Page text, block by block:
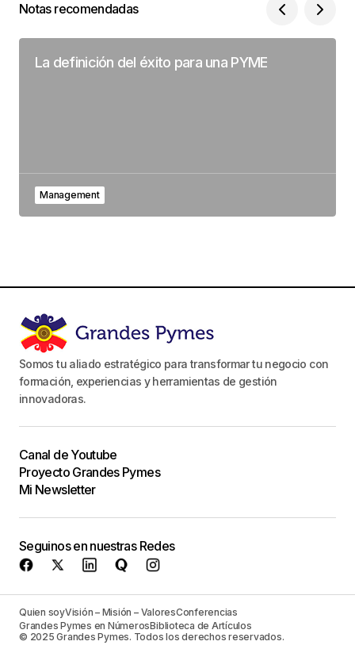
Notas recomendadas
La definición del éxito para una PYME
Management
Somos tu aliado estratégico para transformar tu negocio con
formación, experiencias y herramientas de gestión
innovadoras.
Canal de Youtube
Proyecto Grandes Pymes
Mi Newsletter
Seguinos en nuestras Redes
Quien soyVisión – Misión – ValoresConferencias
Grandes Pymes en NúmerosBiblioteca de Artículos
© 2025 Grandes Pymes. Todos los derechos reservados.